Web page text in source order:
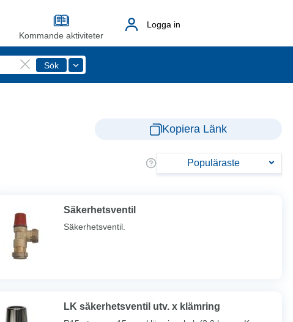
Kommande aktiviteter
Logga in
Kopiera Länk
Populäraste
Säkerhetsventil
Säkerhetsventil.
LK säkerhetsventil utv. x klämring